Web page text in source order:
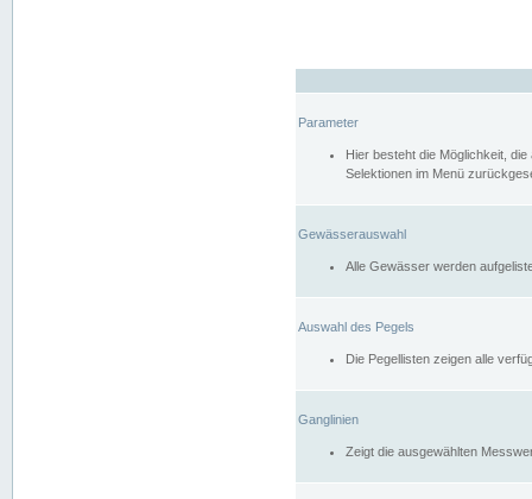
Parameter
Hier besteht die Möglichkeit,
Selektionen im Menü
Gewässerauswahl
Alle Gewässer werden
Auswahl des Pegels
Die Pegellisten zeigen alle
Ganglinien
Zeigt die ausgewählten